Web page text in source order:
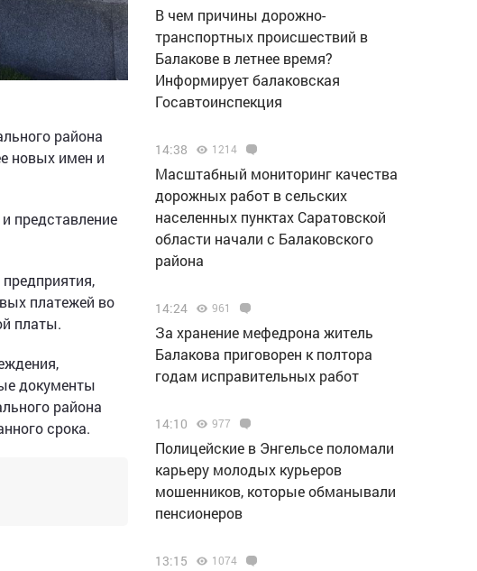
района
новых имен и
представление
платежей во
платы.
документы
района
срока.
В чем причины дорожно-
транспортных происшествий в
Балакове в летнее время?
Информирует балаковская
Госавтоинспекция
14:38 1214
Масштабный мониторинг качества
дорожных работ в сельских
населенных пунктах Саратовской
области начали с Балаковского
района
14:24 961
За хранение мефедрона житель
Балакова приговорен к полтора
годам исправительных работ
14:10 977
Полицейские в Энгельсе поломали
карьеру молодых курьеров
мошенников, которые обманывали
пенсионеров
13:15 1074